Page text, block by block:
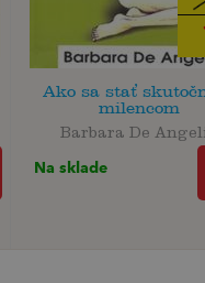
Ako sa stať
milencom
Barbara De
Na sklade